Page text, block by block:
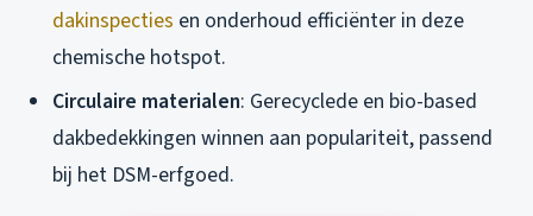
dakinspecties en onderhoud efficiënter in deze
chemische hotspot.
Circulaire materialen: Gerecyclede en bio-based
dakbedekkingen winnen aan populariteit, passend
bij het DSM-erfgoed.